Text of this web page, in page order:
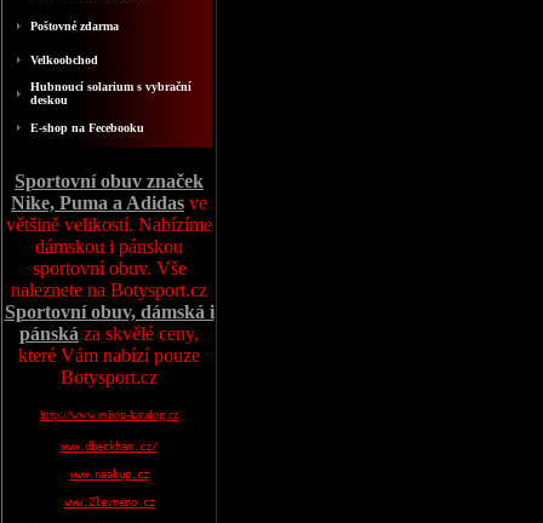
Poštovné zdarma
Velkoobchod
Hubnoucí solarium s vybrační
deskou
E-shop na Fecebooku
Sportovní obuv značek
Nike, Puma a Adidas ve
většině velikostí. Nabízíme
dámskou i pánskou
sportovní obuv. Vše
naleznete na Botysport.cz
Sportovní obuv, dámská i
pánská za skvělé ceny,
které Vám nabízí pouze
Botysport.cz
http://www.eshop-katalog.cz
www.dbeckham.cz/
www.naakup.cz
www.Zlevneno.cz